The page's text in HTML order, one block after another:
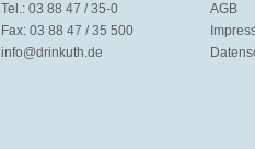
Tel.: 03 88 47 / 35-0
Fax: 03 88 47 / 35 500
info@drinkuth.de
AGB